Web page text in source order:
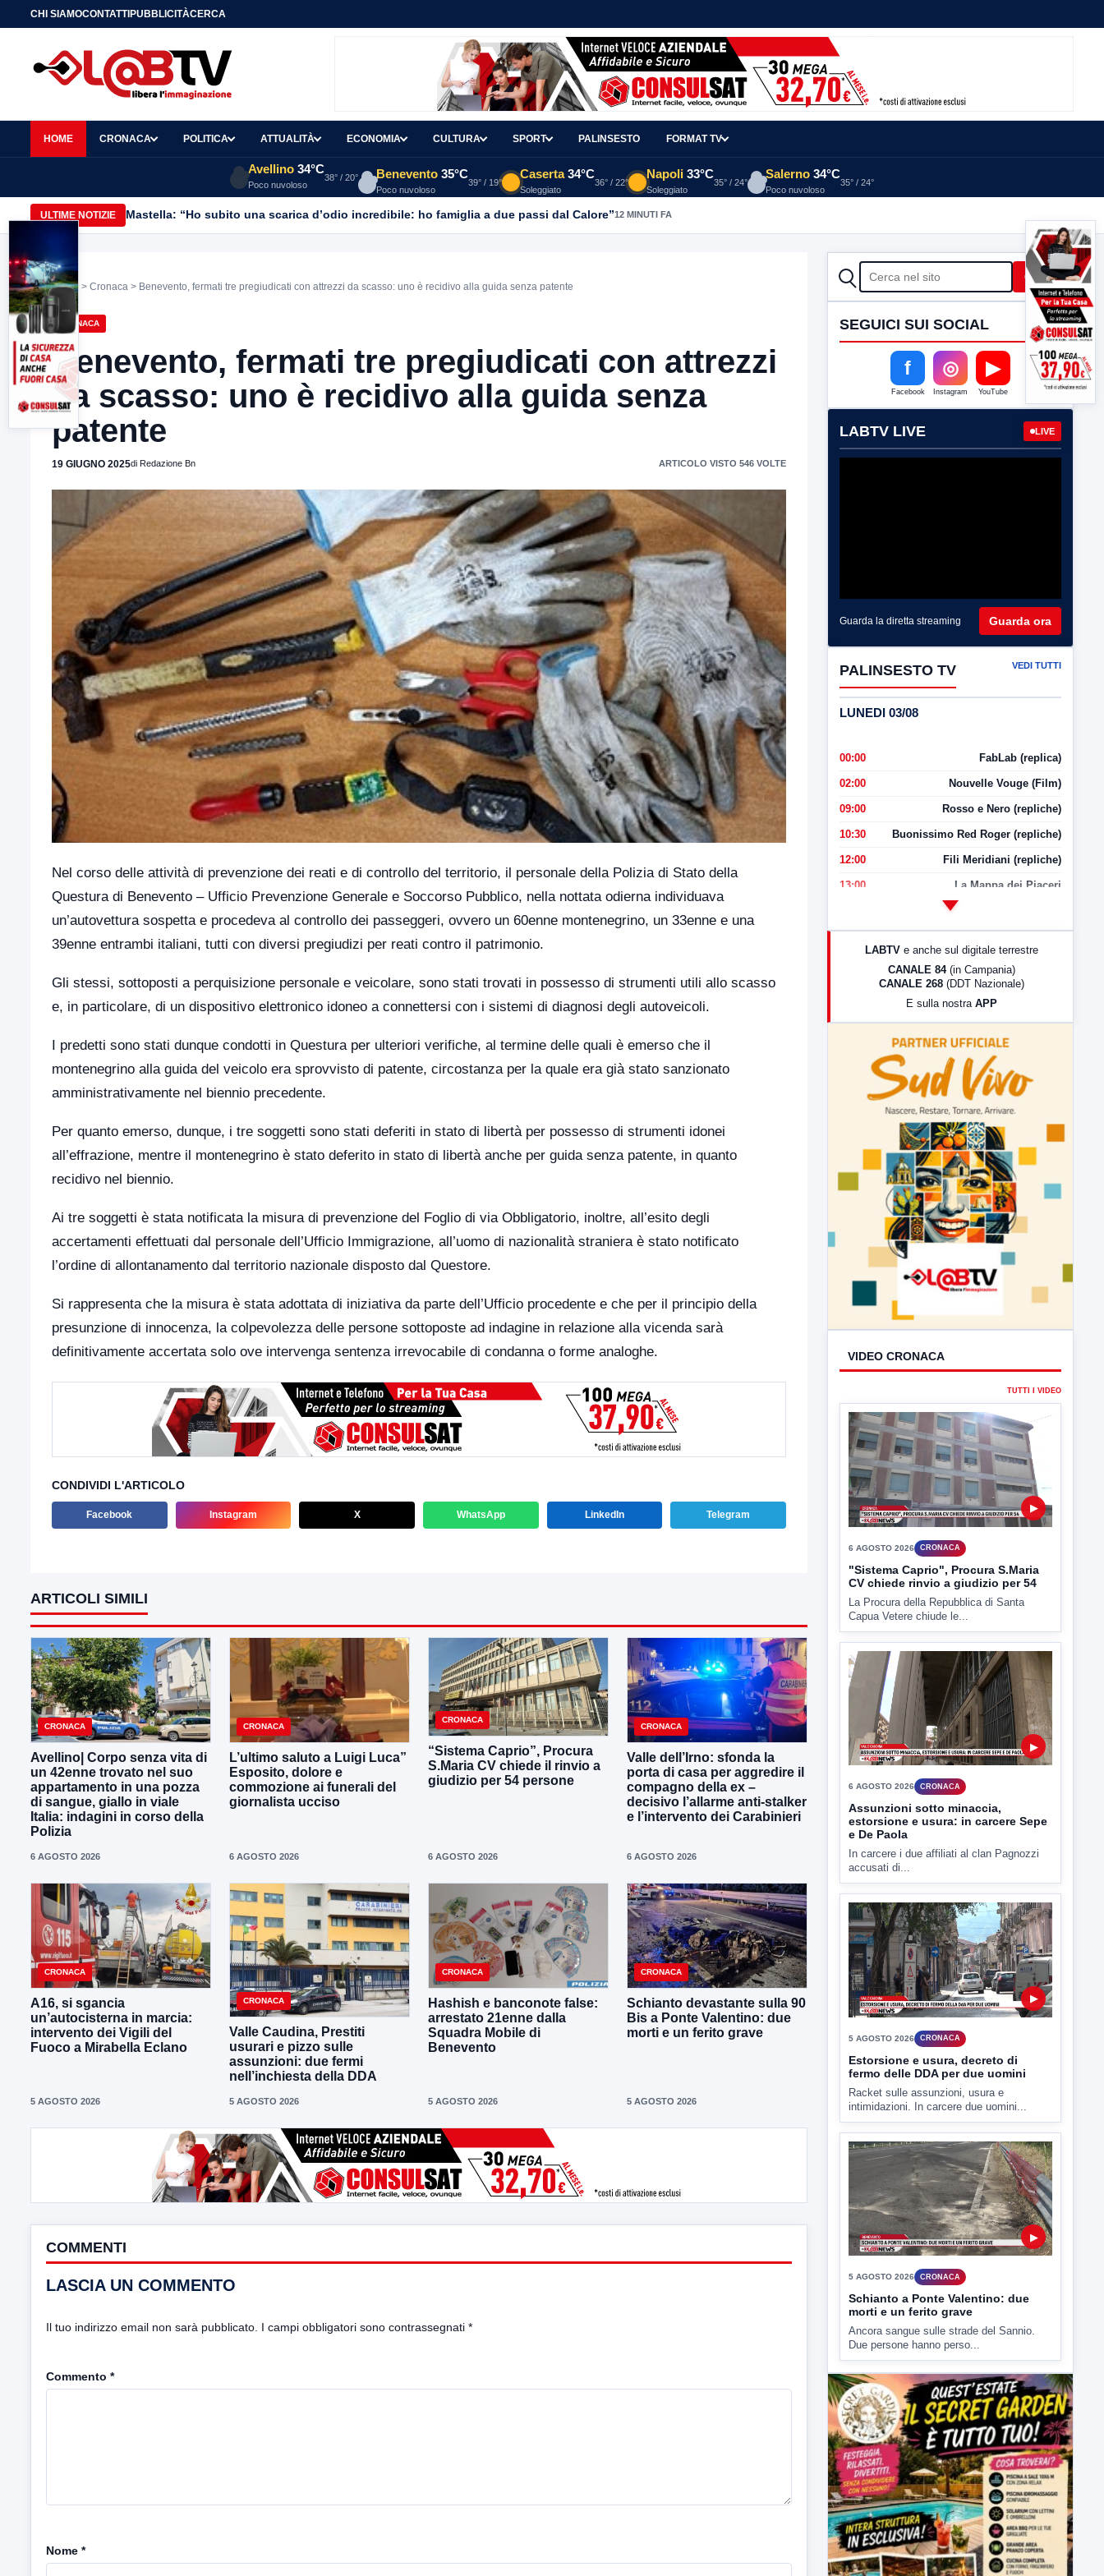
CHI SIAMOCONTATTIPUBBLICITÀCERCA
HOME CRONACA POLITICA ATTUALITÀ ECONOMIA CULTURA SPORT PALINSESTO FORMAT TV
Avellino 34°C
Poco nuvoloso
38° / 20° Benevento 35°C
Poco nuvoloso
39° / 19°
Caserta 34°C
Soleggiato
36° / 22°
Napoli 33°C
Soleggiato
35° / 24°
Salerno 34°C
Poco nuvoloso
35° / 24°
ULTIME NOTIZIE Mastella: “Ho subito una scarica d’odio incredibile: ho famiglia a due passi dal Calore”12 MINUTI FA
Home > Cronaca > Benevento, fermati tre pregiudicati con attrezzi da scasso: uno è recidivo alla guida senza patente
CRONACA
Benevento, fermati tre pregiudicati con attrezzi
da scasso: uno è recidivo alla guida senza
patente
19 GIUGNO 2025di Redazione Bn ARTICOLO VISTO 546 VOLTE
Nel corso delle attività di prevenzione dei reati e di controllo del territorio, il personale della Polizia di Stato della
Questura di Benevento – Ufficio Prevenzione Generale e Soccorso Pubblico, nella nottata odierna individuava
un’autovettura sospetta e procedeva al controllo dei passeggeri, ovvero un 60enne montenegrino, un 33enne e una
39enne entrambi italiani, tutti con diversi pregiudizi per reati contro il patrimonio.
Gli stessi, sottoposti a perquisizione personale e veicolare, sono stati trovati in possesso di strumenti utili allo scasso
e, in particolare, di un dispositivo elettronico idoneo a connettersi con i sistemi di diagnosi degli autoveicoli.
I predetti sono stati dunque condotti in Questura per ulteriori verifiche, al termine delle quali è emerso che il
montenegrino alla guida del veicolo era sprovvisto di patente, circostanza per la quale era già stato sanzionato
amministrativamente nel biennio precedente.
Per quanto emerso, dunque, i tre soggetti sono stati deferiti in stato di libertà per possesso di strumenti idonei
all’effrazione, mentre il montenegrino è stato deferito in stato di libertà anche per guida senza patente, in quanto
recidivo nel biennio.
Ai tre soggetti è stata notificata la misura di prevenzione del Foglio di via Obbligatorio, inoltre, all’esito degli
accertamenti effettuati dal personale dell’Ufficio Immigrazione, all’uomo di nazionalità straniera è stato notificato
l’ordine di allontanamento dal territorio nazionale disposto dal Questore.
Si rappresenta che la misura è stata adottata di iniziativa da parte dell’Ufficio procedente e che per il principio della
presunzione di innocenza, la colpevolezza delle persone sottoposte ad indagine in relazione alla vicenda sarà
definitivamente accertata solo ove intervenga sentenza irrevocabile di condanna o forme analoghe.
CONDIVIDI L'ARTICOLO
Facebook Instagram X WhatsApp LinkedIn Telegram
ARTICOLI SIMILI
CRONACA
Avellino| Corpo senza vita di
un 42enne trovato nel suo
appartamento in una pozza
di sangue, giallo in viale
Italia: indagini in corso della
Polizia
6 AGOSTO 2026
CRONACA
L’ultimo saluto a Luigi Luca”
Esposito, dolore e
commozione ai funerali del
giornalista ucciso
6 AGOSTO 2026
CRONACA
“Sistema Caprio”, Procura
S.Maria CV chiede il rinvio a
giudizio per 54 persone
6 AGOSTO 2026
CRONACA
Valle dell’Irno: sfonda la
porta di casa per aggredire il
compagno della ex –
decisivo l’allarme anti-stalker
e l’intervento dei Carabinieri
6 AGOSTO 2026
CRONACA
A16, si sgancia
un’autocisterna in marcia:
intervento dei Vigili del
Fuoco a Mirabella Eclano
5 AGOSTO 2026
CRONACA
Valle Caudina, Prestiti
usurari e pizzo sulle
assunzioni: due fermi
nell’inchiesta della DDA
5 AGOSTO 2026
CRONACA
Hashish e banconote false:
arrestato 21enne dalla
Squadra Mobile di
Benevento
5 AGOSTO 2026
CRONACA
Schianto devastante sulla 90
Bis a Ponte Valentino: due
morti e un ferito grave
5 AGOSTO 2026
COMMENTI
LASCIA UN COMMENTO
Il tuo indirizzo email non sarà pubblicato. I campi obbligatori sono contrassegnati *
Commento *
Nome *
CERCA Cerca
SEGUICI SUI SOCIAL
f
Facebook
◎
Instagram
▶
YouTube
LABTV LIVE LIVE
Guarda la diretta streaming Guarda ora
PALINSESTO TV VEDI TUTTI
LUNEDI 03/08
00:00 FabLab (replica)
02:00 Nouvelle Vouge (Film)
09:00 Rosso e Nero (repliche)
10:30 Buonissimo Red Roger (repliche)
12:00 Fili Meridiani (repliche)
13:00 La Mappa dei Piaceri
LabNews (Diretta)
LabNews (replica)
LABTV e anche sul digitale terrestre
CANALE 84 (in Campania)
CANALE 268 (DDT Nazionale)
E sulla nostra APP
VIDEO CRONACA
TUTTI I VIDEO
▶
CRONACA
"Sistema Caprio", Procura S.Maria
CV chiede rinvio a giudizio per 54
La Procura della Repubblica di Santa
Capua Vetere chiude le...
6 AGOSTO 2026 CRONACA
Assunzioni sotto minaccia,
estorsione e usura: in carcere Sepe
e De Paola
In carcere i due affiliati al clan Pagnozzi
accusati di...
Estorsione e usura, decreto di
fermo delle DDA per due uomini
Racket sulle assunzioni, usura e
intimidazioni. In carcere due uomini...
5 AGOSTO 2026
Schianto a Ponte Valentino: due
morti e un ferito grave
Ancora sangue sulle strade del Sannio.
Due persone hanno perso...